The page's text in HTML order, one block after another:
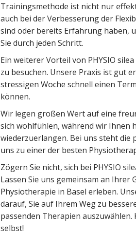
Trainingsmethode ist nicht nur
auch bei der Verbesserung der
sind oder bereits Erfahrung haben,
Sie durch jeden Schritt.
Ein weiterer Vorteil von PHYSIO
zu besuchen. Unsere Praxis ist gut
stressigen Woche schnell einen
können.
Wir legen großen Wert auf eine
sich wohlfühlen, während wir Ihnen
wiederzuerlangen. Bei uns steht
uns zu einer der besten
Zögern Sie nicht, sich bei PHYSIO
Lassen Sie uns gemeinsam an Ihrer
Physiotherapie in Basel erleben.
darauf, Sie auf Ihrem Weg zu
passenden Therapien auszuwählen.
selbst!